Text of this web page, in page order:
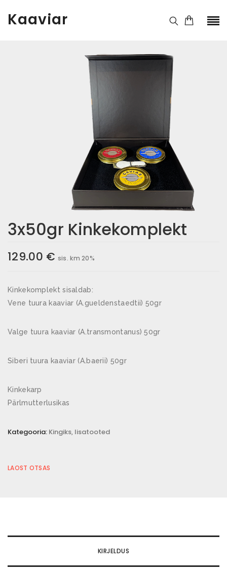
Kaaviar
3x50gr Kinkekomplekt
129.00 € sis. km 20%
Kinkekomplekt sisaldab:
Vene tuura kaaviar (A.gueldenstaedtii) 50gr
Valge tuura kaaviar (A.transmontanus) 50gr
Siberi tuura kaaviar (A.baerii) 50gr
Kinkekarp
Pärlmutterlusikas
Kategooria: Kingiks, lisatooted
LAOST OTSAS
KIRJELDUS